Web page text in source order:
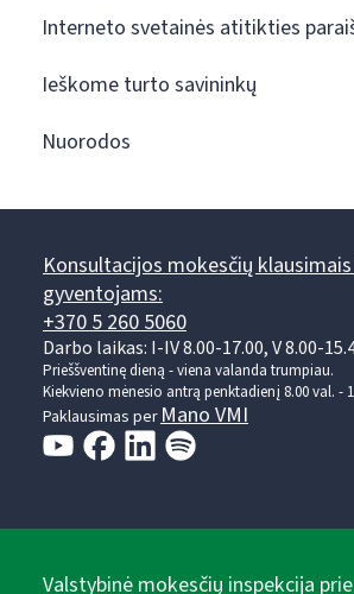
Interneto svetainės atitikties
Ieškome turto savininkų
Nuorodos
Konsultacijos mokesčių
gyventojams:
+370 5 260 5060
Darbo laikas: I-IV 8.00-17.00, V 8.00-
Prieššventinę dieną - viena valanda trumpiau.
Kiekvieno mėnesio antrą penktadienį 8.00 val. -
Paklausimas per Mano VMI
Valstybinė mokesčių inspekcija